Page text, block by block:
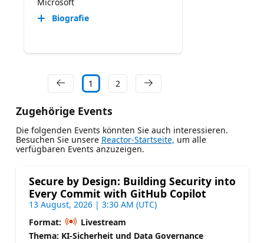
Biografie
1 2
Zugehörige Events
Die folgenden Events könnten Sie auch interessieren.
Besuchen Sie unsere Reactor-Startseite, um alle
verfügbaren Events anzuzeigen.
Secure by Design: Building Security into
Every Commit with GitHub Copilot
13 August, 2026 | 3:30 AM (UTC)
Format:
Livestream
Thema: KI-Sicherheit und Data Governance